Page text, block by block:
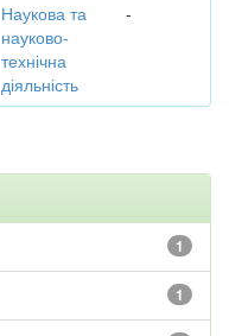
Наукова та
науково-
технічна
діяльність
-
1
1